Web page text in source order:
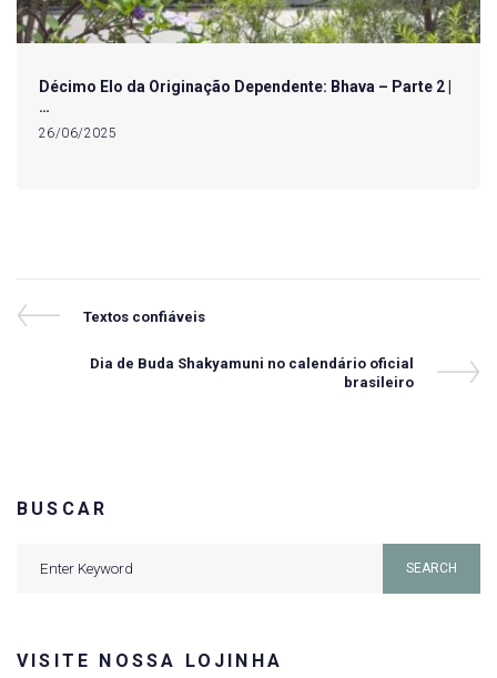
Décimo Elo da Originação Dependente: Bhava – Parte 2 |
…
26/06/2025
Navegação
Previous
Textos confiáveis
Next
Dia de Buda Shakyamuni no calendário oficial
brasileiro
BUSCAR
SEARCH
VISITE NOSSA LOJINHA